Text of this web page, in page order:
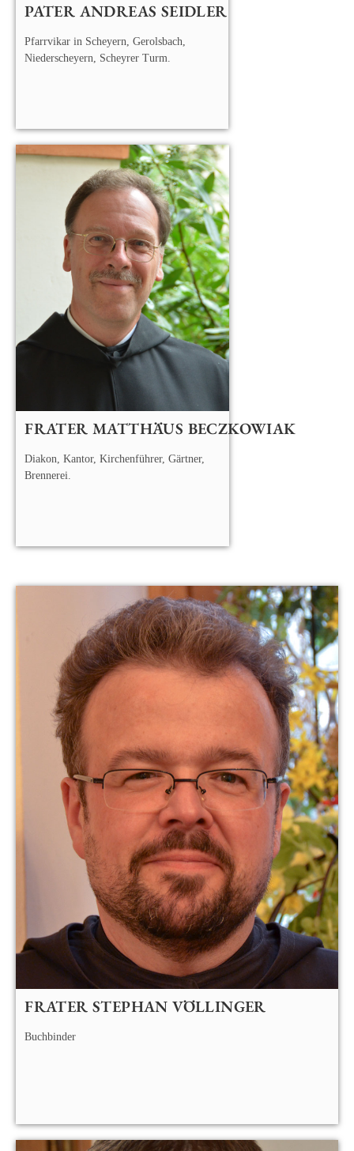
PATER ANDREAS SEIDLER
Pfarrvikar in Scheyern, Gerolsbach,
Niederscheyern, Scheyrer Turm.
FRATER MATTHÄUS BECZKOWIAK
Diakon, Kantor, Kirchenführer, Gärtner,
Brennerei.
FRATER STEPHAN VÖLLINGER
Buchbinder